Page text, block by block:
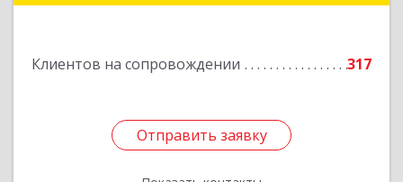
Клиентов на сопровождении 317
Отправить заявку
Подробнее
Отправить заявку